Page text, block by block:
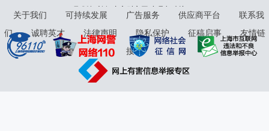
jubao@eastmoney.com
31010402000120号版权所有:东方财富网意见与建议:4000300059/952500
关于我们 可持续发展 广告服务 供应商平台
联系我
们
诚聘英才 法律声明 隐私保护 征稿启事
友情链
接